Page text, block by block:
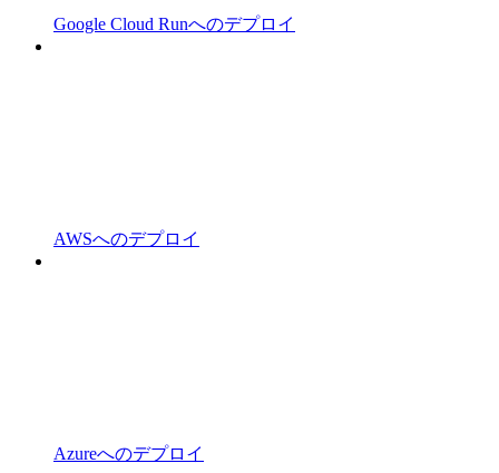
Google Cloud Runへのデプロイ
AWSへのデプロイ
Azureへのデプロイ